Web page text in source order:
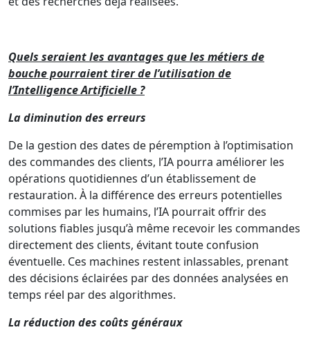
Quels seraient les avantages que les métiers de
bouche pourraient tirer de l’utilisation de
l’Intelligence Artificielle ?
La diminution des erreurs
De la gestion des dates de péremption à l’optimisation
des commandes des clients, l’IA pourra améliorer les
opérations quotidiennes d’un établissement de
restauration. À la différence des erreurs potentielles
commises par les humains, l’IA pourrait offrir des
solutions fiables jusqu’à même recevoir les commandes
directement des clients, évitant toute confusion
éventuelle. Ces machines restent inlassables, prenant
des décisions éclairées par des données analysées en
temps réel par des algorithmes.
La réduction des coûts généraux